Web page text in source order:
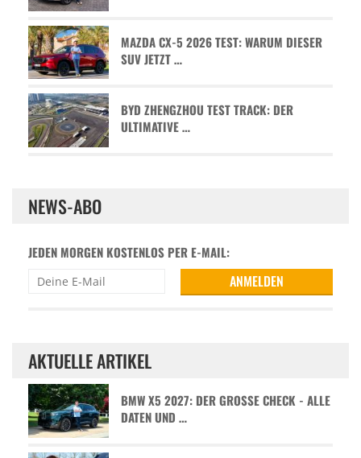
MAZDA CX-5 2026 TEST: WARUM DIESER
SUV JETZT …
BYD ZHENGZHOU TEST TRACK: DER
ULTIMATIVE …
NEWS-ABO
JEDEN MORGEN KOSTENLOS PER E-MAIL:
AKTUELLE ARTIKEL
BMW X5 2027: DER GROSSE CHECK - ALLE D
ATEN UND …